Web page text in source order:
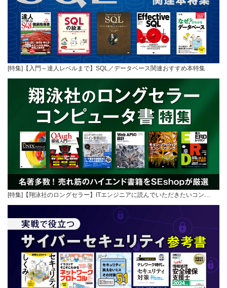
[特集]【入門～達人レベルまで】SQL／データベース関連おすすめ本特集
[特集]【翔泳社のロングセラー】ITエンジニアに読んでいただきたいコン…